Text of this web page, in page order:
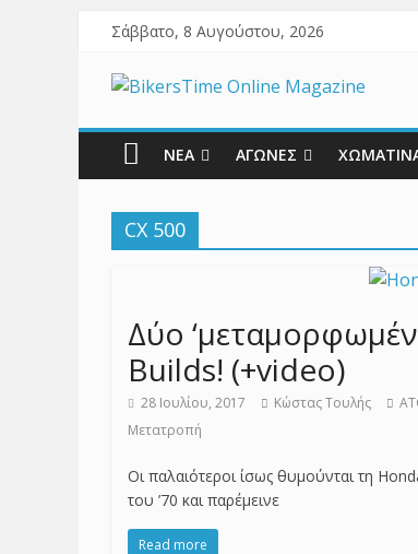
Σάββατο, 8 Αυγούστου, 2026
ΝΕΑ ΑΓΩΝΕΣ
CX 500
Δύο
Builds! (+video)
28 Ιουλίου, 2017 Κώστας Τουλής
Μετατροπή
Οι παλαιότεροι ίσως θυμούνται τη
του ’70 και παρέμεινε
Read more